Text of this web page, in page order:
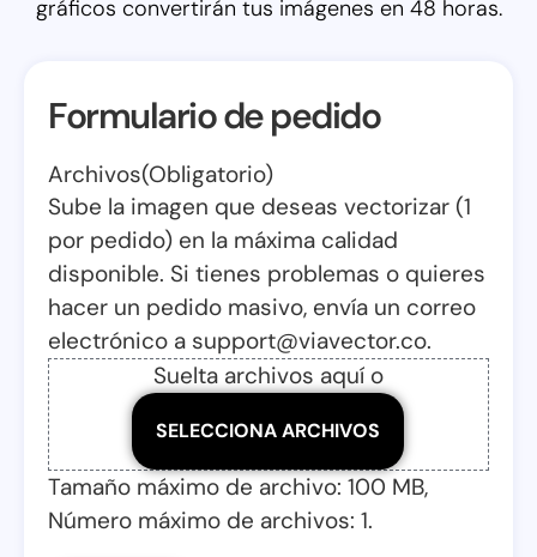
gráficos convertirán tus imágenes en 48 horas.
Formulario de pedido
Archivos(Obligatorio)
Sube la imagen que deseas vectorizar (1
por pedido) en la máxima calidad
disponible. Si tienes problemas o quieres
hacer un pedido masivo, envía un correo
electrónico a support@viavector.co.
Suelta archivos aquí o
SELECCIONA ARCHIVOS
Tamaño máximo de archivo: 100 MB,
Número máximo de archivos: 1.